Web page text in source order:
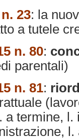
23: la
a tutele
n. 80:
parentali)
n. 81:
a termine, l.
l.